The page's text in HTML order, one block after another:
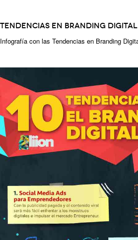
TENDENCIAS EN BRANDING DIGITAL
Infografía con las Tendencias en Branding